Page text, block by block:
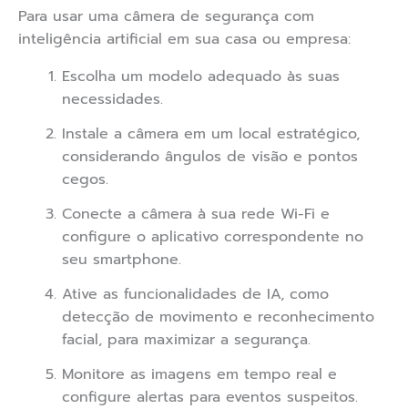
Para usar uma câmera de segurança com
inteligência artificial em sua casa ou empresa:
Escolha um modelo adequado às suas
necessidades.
Instale a câmera em um local estratégico,
considerando ângulos de visão e pontos
cegos.
Conecte a câmera à sua rede Wi-Fi e
configure o aplicativo correspondente no
seu smartphone.
Ative as funcionalidades de IA, como
detecção de movimento e reconhecimento
facial, para maximizar a segurança.
Monitore as imagens em tempo real e
configure alertas para eventos suspeitos.